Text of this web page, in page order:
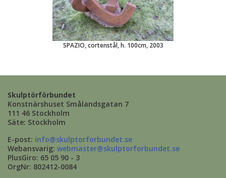
SPAZIO, cortenstål, h. 100cm, 2003
Skulptörförbundet
Konstnärshuset Smålandsgatan 7
111 46 Stockholm
Säte: Stockholm
E-post: info@skulptorforbundet.se
Webansvarig: webmaster@skulptorforbundet.se
PlusGiro: 65 05 90 - 3
OrgNr: 802412-0084